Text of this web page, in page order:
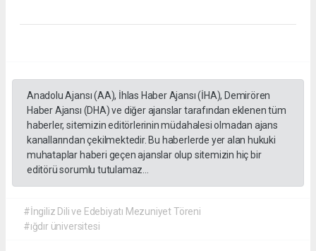
Anadolu Ajansı (AA), İhlas Haber Ajansı (İHA), Demirören
Haber Ajansı (DHA) ve diğer ajanslar tarafından eklenen tüm
haberler, sitemizin editörlerinin müdahalesi olmadan ajans
kanallarından çekilmektedir. Bu haberlerde yer alan hukuki
muhataplar haberi geçen ajanslar olup sitemizin hiç bir
editörü sorumlu tutulamaz...
#İngiliz Dili ve Edebiyatı Mezuniyet Töreni
#ığdır üniversitesi